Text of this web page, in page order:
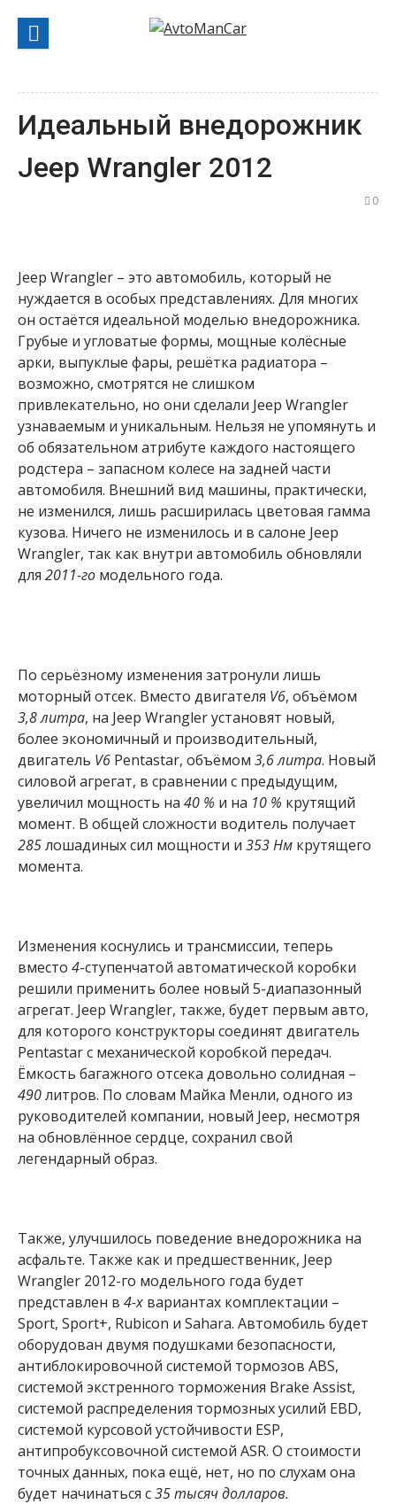
содержанию
Идеальный внедорожник
Jeep Wrangler 2012
0
Jeep Wrangler – это автомобиль, который не
нуждается в особых представлениях. Для многих
он остаётся идеальной моделью внедорожника.
Грубые и угловатые формы, мощные колёсные
арки, выпуклые фары, решётка радиатора –
возможно, смотрятся не слишком
привлекательно, но они сделали Jeep Wrangler
узнаваемым и уникальным. Нельзя не упомянуть и
об обязательном атрибуте каждого настоящего
родстера – запасном колесе на задней части
автомобиля. Внешний вид машины, практически,
не изменился, лишь расширилась цветовая гамма
кузова. Ничего не изменилось и в салоне Jeep
Wrangler, так как внутри автомобиль обновляли
для 2011-го модельного года.
По серьёзному изменения затронули лишь
моторный отсек. Вместо двигателя V6, объёмом
3,8 литра, на Jeep Wrangler установят новый,
более экономичный и производительный,
двигатель V6 Pentastar, объёмом 3,6 литра. Новый
силовой агрегат, в сравнении с предыдущим,
увеличил мощность на 40 % и на 10 % крутящий
момент. В общей сложности водитель получает
285лошадиных сил мощности и 353 Нм крутящего
момента.
Изменения коснулись и трансмиссии, теперь
вместо 4-ступенчатой автоматической коробки
решили применить более новый 5-диапазонный
агрегат. Jeep Wrangler, также, будет первым авто,
для которого конструкторы соединят двигатель
Pentastar с механической коробкой передач.
Ёмкость багажного отсека довольно солидная –
490литров. По словам Майка Менли, одного из
руководителей компании, новый Jeep, несмотря
на обновлённое сердце, сохранил свой
легендарный образ.
Также, улучшилось поведение внедорожника на
асфальте. Также как и предшественник, Jeep
Wrangler 2012-го модельного года будет
представлен в 4-х вариантах комплектации –
Sport, Sport+, Rubicon и Sahara. Автомобиль будет
оборудован двумя подушками безопасности,
антиблокировочной системой тормозов ABS,
системой экстренного торможения Brake Assist,
системой распределения тормозных усилий EBD,
системой курсовой устойчивости ESP,
антипробуксовочной системой ASR. О стоимости
точных данных, пока ещё, нет, но по слухам она
будет начинаться с35 тысяч долларов.